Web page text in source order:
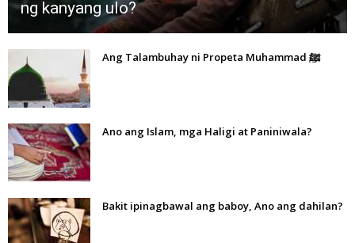
ng kanyang ulo?
Ang Talambuhay ni Propeta Muhammad ﷺ
Ano ang Islam, mga Haligi at Paniniwala?
Bakit ipinagbawal ang baboy, Ano ang dahilan?